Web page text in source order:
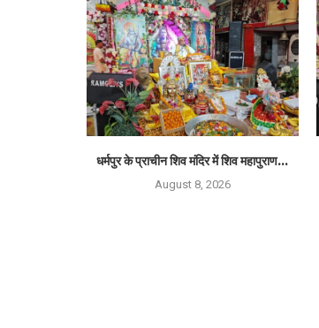
धर्मपुर के प्राचीन शिव मंदिर में शिव महापुराण...
August 8, 2026